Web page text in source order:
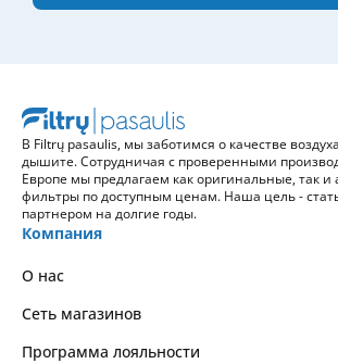
В Filtrų pasaulis, мы заботимся о качестве
дышите. Сотрудничая с проверенными
Европе мы предлагаем как оригинальные, так и
фильтры по доступным ценам. Наша цель -
партнером на долгие годы.
Компания
О нас
Сеть магазинов
Программа лояльности